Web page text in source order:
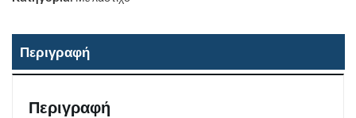
Περιγραφή
Περιγραφή